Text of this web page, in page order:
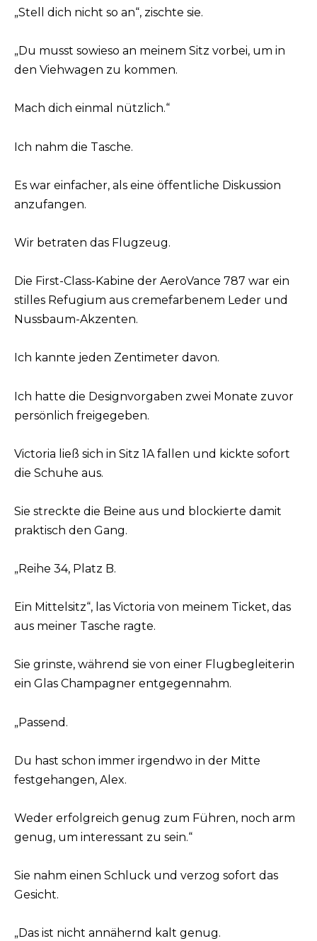
„Stell dich nicht so an“, zischte sie.
„Du musst sowieso an meinem Sitz vorbei, um in
den Viehwagen zu kommen.
Mach dich einmal nützlich.“
Ich nahm die Tasche.
Es war einfacher, als eine öffentliche Diskussion
anzufangen.
Wir betraten das Flugzeug.
Die First-Class-Kabine der AeroVance 787 war ein
stilles Refugium aus cremefarbenem Leder und
Nussbaum-Akzenten.
Ich kannte jeden Zentimeter davon.
Ich hatte die Designvorgaben zwei Monate zuvor
persönlich freigegeben.
Victoria ließ sich in Sitz 1A fallen und kickte sofort
die Schuhe aus.
Sie streckte die Beine aus und blockierte damit
praktisch den Gang.
„Reihe 34, Platz B.
Ein Mittelsitz“, las Victoria von meinem Ticket, das
aus meiner Tasche ragte.
Sie grinste, während sie von einer Flugbegleiterin
ein Glas Champagner entgegennahm.
„Passend.
Du hast schon immer irgendwo in der Mitte
festgehangen, Alex.
Weder erfolgreich genug zum Führen, noch arm
genug, um interessant zu sein.“
Sie nahm einen Schluck und verzog sofort das
Gesicht.
„Das ist nicht annähernd kalt genug.